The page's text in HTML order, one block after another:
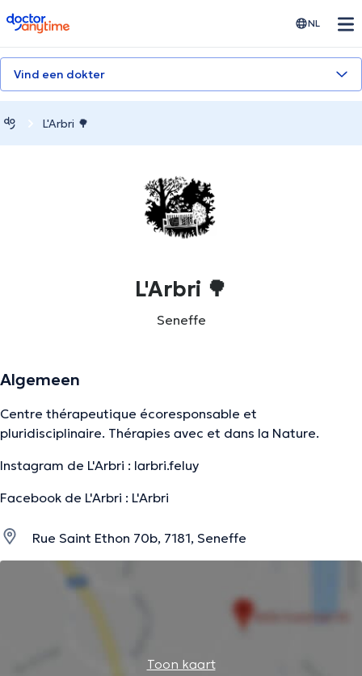
doctoranytime NL
Vind een dokter
L'Arbri 🌳
L'Arbri 🌳
Seneffe
Algemeen
Centre thérapeutique écoresponsable et
pluridisciplinaire. Thérapies avec et dans la Nature.
Instagram de L'Arbri : larbri.feluy
Facebook de L'Arbri : L'Arbri
Rue Saint Ethon 70b, 7181, Seneffe
Toon kaart